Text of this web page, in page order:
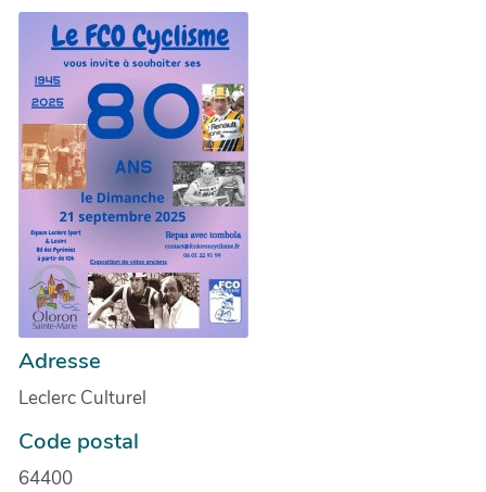
Adresse
Leclerc Culturel
Code postal
64400